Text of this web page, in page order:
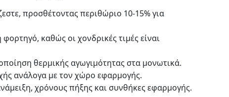
προσθέτοντας περιθώριο 10-15% για
καθώς οι χονδρικές τιμές είναι
θερμικής αγωγιμότητας στα μονωτικά.
ανάλογα με τον χώρο εφαρμογής.
χρόνους πήξης και συνθήκες εφαρμογής.